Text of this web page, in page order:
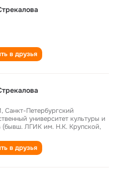
в друзья
Санкт-Петербургский
университет культуры и
(бывш. ЛГИК им. Н.К. Крупской,
в друзья